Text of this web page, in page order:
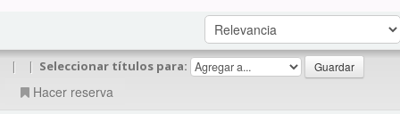
| | Seleccionar títulos para:
Hacer reserva